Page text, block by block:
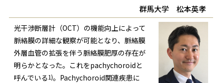
群馬大学 松本英孝
光干渉断層計（OCT）の機能向上によって
脈絡膜の詳細な観察が可能となり、脈絡膜
外層血管の拡張を伴う脈絡膜肥厚の存在が
明らかとなった。これをpachychoroidと
呼んでいる1)。Pachychoroid関連疾患に